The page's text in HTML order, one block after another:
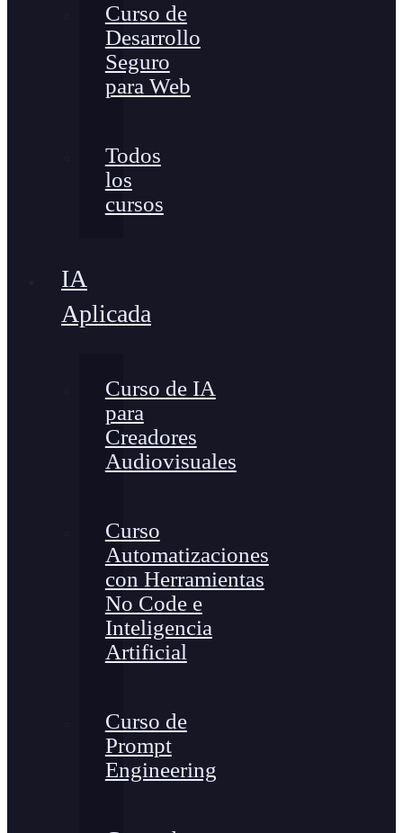
Curso de
Desarrollo
Seguro
para Web
Todos
los
cursos
IA
Aplicada
Curso de IA
para
Creadores
Audiovisuales
Curso
Automatizaciones
con Herramientas
No Code e
Inteligencia
Artificial
Curso de
Prompt
Engineering